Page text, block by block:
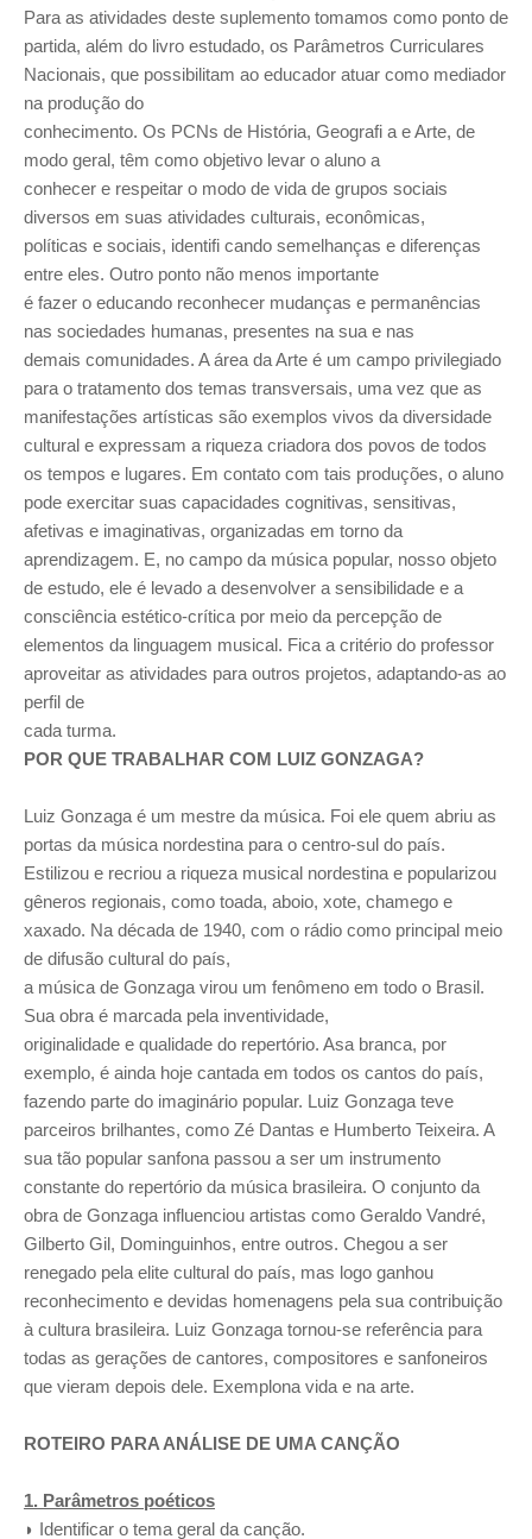
Para as atividades deste suplemento tomamos como ponto de
partida, além do livro estudado, os Parâmetros Curriculares
Nacionais, que possibilitam ao educador atuar como mediador
na produção do
conhecimento. Os PCNs de História, Geografi a e Arte, de
modo geral, têm como objetivo levar o aluno a
conhecer e respeitar o modo de vida de grupos sociais
diversos em suas atividades culturais, econômicas,
políticas e sociais, identifi cando semelhanças e diferenças
entre eles. Outro ponto não menos importante
é fazer o educando reconhecer mudanças e permanências
nas sociedades humanas, presentes na sua e nas
demais comunidades. A área da Arte é um campo privilegiado
para o tratamento dos temas transversais, uma vez que as
manifestações artísticas são exemplos vivos da diversidade
cultural e expressam a riqueza criadora dos povos de todos
os tempos e lugares. Em contato com tais produções, o aluno
pode exercitar suas capacidades cognitivas, sensitivas,
afetivas e imaginativas, organizadas em torno da
aprendizagem. E, no campo da música popular, nosso objeto
de estudo, ele é levado a desenvolver a sensibilidade e a
consciência estético-crítica por meio da percepção de
elementos da linguagem musical. Fica a critério do professor
aproveitar as atividades para outros projetos, adaptando-as ao
perfil de
cada turma.
POR QUE TRABALHAR COM LUIZ GONZAGA?
Luiz Gonzaga é um mestre da música. Foi ele quem abriu as
portas da música nordestina para o centro-sul do país.
Estilizou e recriou a riqueza musical nordestina e popularizou
gêneros regionais, como toada, aboio, xote, chamego e
xaxado. Na década de 1940, com o rádio como principal meio
de difusão cultural do país,
a música de Gonzaga virou um fenômeno em todo o Brasil.
Sua obra é marcada pela inventividade,
originalidade e qualidade do repertório. Asa branca, por
exemplo, é ainda hoje cantada em todos os cantos do país,
fazendo parte do imaginário popular. Luiz Gonzaga teve
parceiros brilhantes, como Zé Dantas e Humberto Teixeira. A
sua tão popular sanfona passou a ser um instrumento
constante do repertório da música brasileira. O conjunto da
obra de Gonzaga influenciou artistas como Geraldo Vandré,
Gilberto Gil, Dominguinhos, entre outros. Chegou a ser
renegado pela elite cultural do país, mas logo ganhou
reconhecimento e devidas homenagens pela sua contribuição
à cultura brasileira. Luiz Gonzaga tornou-se referência para
todas as gerações de cantores, compositores e sanfoneiros
que vieram depois dele. Exemplona vida e na arte.
ROTEIRO PARA ANÁLISE DE UMA CANÇÃO
1. Parâmetros poéticos
◗ Identificar o tema geral da canção.